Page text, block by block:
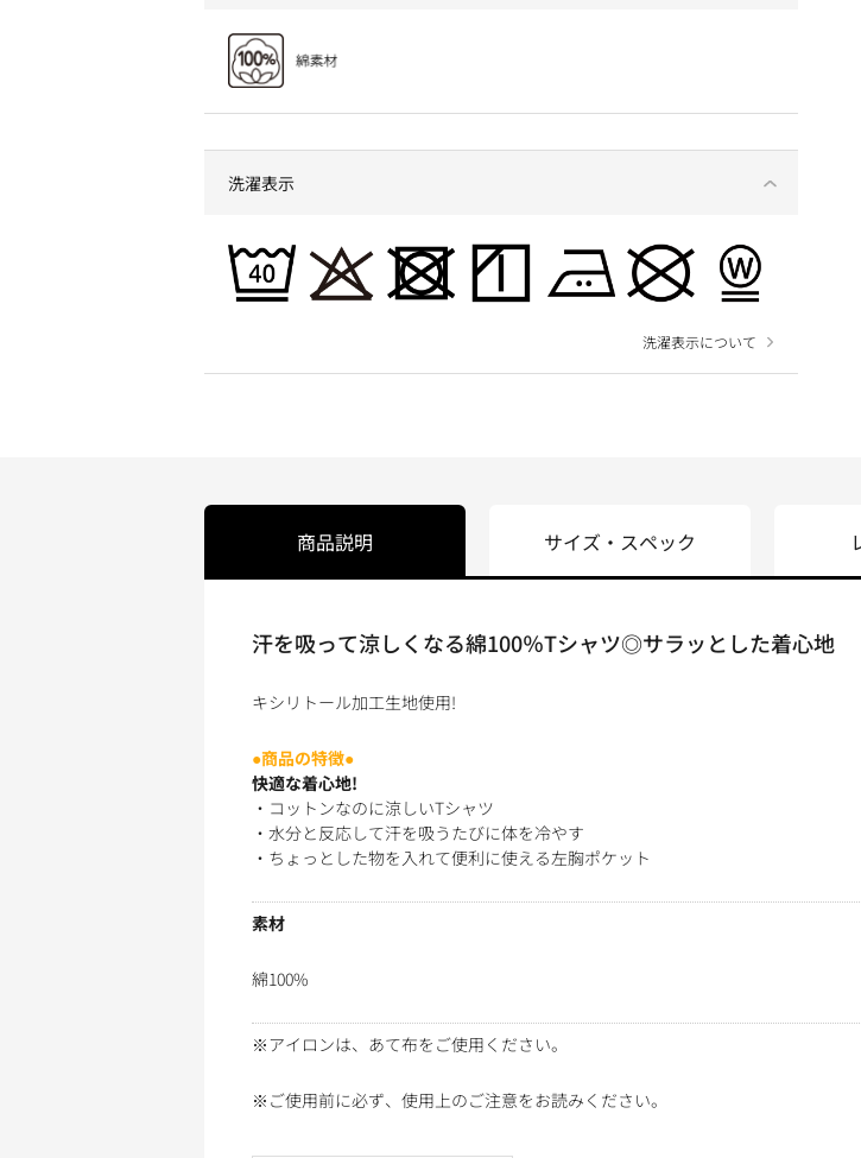
洗濯表示
洗濯表示について
商品説明
汗を吸って涼しくなる綿100％Tシャツ◎サラッとした着心地
キシリトール加工生地使用!
●商品の特徴●
快適な着心地!
・コットンなのに涼しいTシャツ
・水分と反応して汗を吸うたびに体を冷やす
・ちょっとした物を入れて便利に使える左胸ポケット
素材
綿100%
※アイロンは、あて布をご使用ください。
※ご使用前に必ず、使用上のご注意をお読みください。
サイズ・スペック